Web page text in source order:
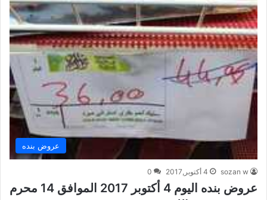
عروض بنده
sozan w 4 أكتوبر,2017 0
عروض بنده اليوم 4 أكتوبر 2017 الموافق 14 محرم